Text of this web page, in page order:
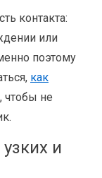
контакта:
или
поэтому
как
, чтобы не
и